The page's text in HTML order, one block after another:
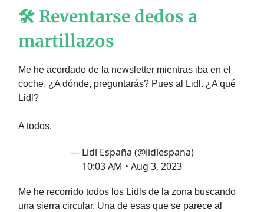
🛠️ Reventarse dedos a
martillazos
Me he acordado de la newsletter mientras iba en el
coche. ¿A dónde, preguntarás? Pues al Lidl. ¿A qué
Lidl?
A todos.
— Lidl España (@lidlespana)
10:03 AM • Aug 3, 2023
Me he recorrido todos los Lidls de la zona buscando
una sierra circular. Una de esas que se parece al